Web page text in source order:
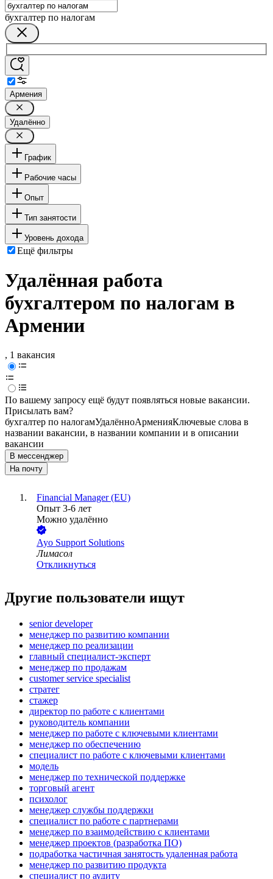
бухгалтер по налогам
Армения
Удалённо
График
Рабочие часы
Опыт
Тип занятости
Уровень дохода
Ещё фильтры
Удалённая работа
бухгалтером по налогам в
Армении
, 1 вакансия
По вашему запросу ещё будут появляться новые вакансии.
Присылать вам?
бухгалтер по налогамУдалённоАрменияКлючевые слова в
названии вакансии, в названии компании и в описании
вакансии
В мессенджер
На почту
Financial Manager (EU)
Опыт 3-6 лет
Можно удалённо
Ayo Support Solutions
Лимасол
Откликнуться
Другие пользователи ищут
senior developer
менеджер по развитию компании
менеджер по реализации
главный специалист-эксперт
менеджер по продажам
customer service specialist
стратег
стажер
директор по работе с клиентами
руководитель компании
менеджер по работе с ключевыми клиентами
менеджер по обеспечению
специалист по работе с ключевыми клиентами
модель
менеджер по технической поддержке
торговый агент
психолог
менеджер службы поддержки
специалист по работе с партнерами
менеджер по взаимодействию с клиентами
менеджер проектов (разработка ПО)
подработка частичная занятость удаленная работа
менеджер по развитию продукта
специалист по аудиту